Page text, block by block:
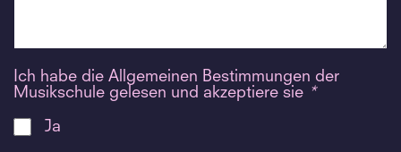
Ich habe die Allgemeinen Bestimmungen der
Musikschule gelesen und akzeptiere sie *
Ja